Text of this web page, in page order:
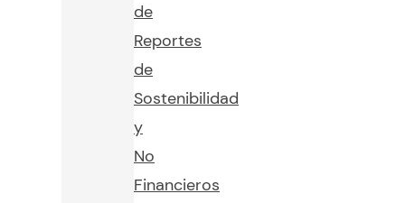
de
Reportes
de
Sostenibilidad
y
No
Financieros